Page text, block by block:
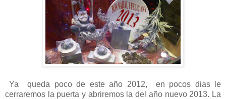
Ya queda poco de este año 2012, en pocos dias le
cerraremos la puerta y abriremos la del año nuevo 2013. La